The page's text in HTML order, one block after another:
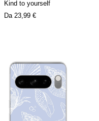
Kind to yourself
Da 23,99 €